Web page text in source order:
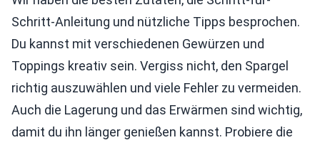
Schritt-Anleitung und nützliche Tipps besprochen.
Du kannst mit verschiedenen Gewürzen und
Toppings kreativ sein. Vergiss nicht, den Spargel
richtig auszuwählen und viele Fehler zu vermeiden.
Auch die Lagerung und das Erwärmen sind wichtig,
damit du ihn länger genießen kannst. Probiere die